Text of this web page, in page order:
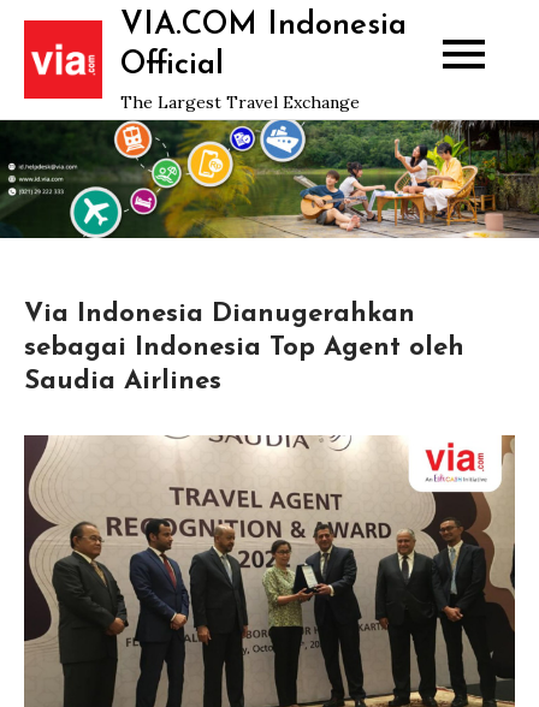
Skip
content
VIA.COM Indonesia
Official
The Largest Travel Exchange
Via Indonesia Dianugerahkan
sebagai Indonesia Top Agent oleh
Saudia Airlines